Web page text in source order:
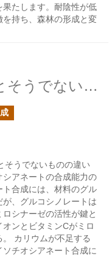
たします。耐陰性が低
持ち、森林の形成と変
虫にかじられやすい株とそうでない株の違いは何だ？
そうでないものの違い
アネートの合成能力の
合成には、材料のグル
、グルコシノレートは
シナーゼの活性が鍵と
ンとビタミンCがミロ
カリウムが不足する
チオシアネート合成に